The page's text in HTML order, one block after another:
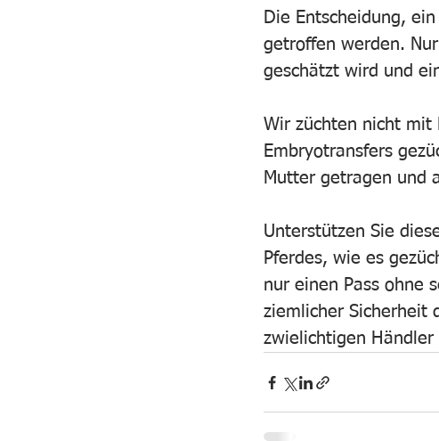
Die Entscheidung,
getroffen werden.
geschätzt wird und
Wir züchten nicht mit
Embryotransfers
Mutter getragen und
Unterstützen Sie
Pferdes, wie es
nur einen Pass ohne
ziemlicher Sicherheit
zwielichtigen